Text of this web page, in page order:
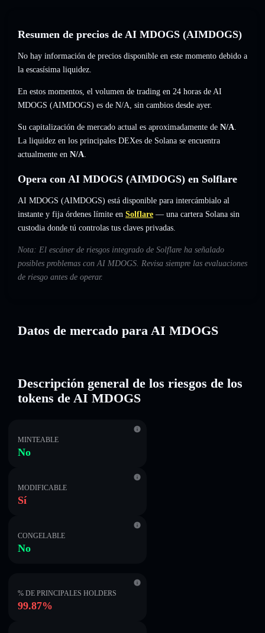
Resumen de precios de AI MDOGS (AIMDOGS)
No hay información de precios disponible en este momento debido a
la escasísima liquidez.
En estos momentos, el volumen de trading en 24 horas de AI
MDOGS (AIMDOGS) es de N/A, sin cambios desde ayer.
Su capitalización de mercado actual es aproximadamente de N/A.
La liquidez en los principales DEXes de Solana se encuentra
actualmente en N/A.
Opera con AI MDOGS (AIMDOGS) en Solflare
AI MDOGS (AIMDOGS) está disponible para intercámbialo al
instante y fija órdenes límite en Solflare — una cartera Solana sin
custodia donde tú controlas tus claves privadas.
Nota: El escáner de riesgos integrado de Solflare ha señalado
posibles problemas con AI MDOGS. Revisa siempre las evaluaciones
de riesgo antes de operar.
Datos de mercado para AI MDOGS
Descripción general de los riesgos de los
tokens de AI MDOGS
MINTEABLE
No
MODIFICABLE
Sí
CONGELABLE
No
% DE PRINCIPALES HOLDERS
99.87%